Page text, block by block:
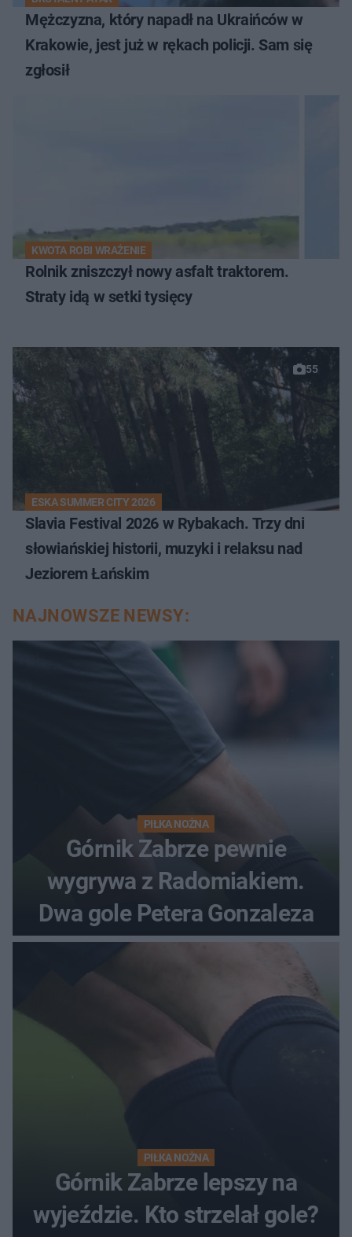
Mężczyzna, który napadł na Ukraińców w
Krakowie, jest już w rękach policji. Sam się
zgłosił
KWOTA ROBI WRAŻENIE
Rolnik zniszczył nowy asfalt traktorem.
Straty idą w setki tysięcy
55
ESKA SUMMER CITY 2026
Slavia Festival 2026 w Rybakach. Trzy dni
słowiańskiej historii, muzyki i relaksu nad
Jeziorem Łańskim
NAJNOWSZE NEWSY:
PIŁKA NOŻNA
Górnik Zabrze pewnie
wygrywa z Radomiakiem.
Dwa gole Petera Gonzaleza
PIŁKA NOŻNA
Górnik Zabrze lepszy na
wyjeździe. Kto strzelał gole?